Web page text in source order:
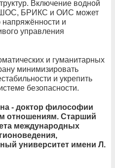
Включение водной
ШОС, БРИКС и ОИС может
и
управления
и гуманитарных
минимизировать
и укрепить
безопасности.
- доктор философии
отношениям. Старший
международных
университет имени Л.